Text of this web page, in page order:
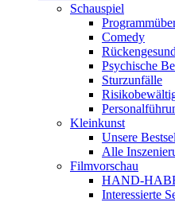
Schauspiel
Comedy
Psychische
Sturzunfälle
Kleinkunst
Unsere
Alle
Filmvorschau
HAND-
Interessierte